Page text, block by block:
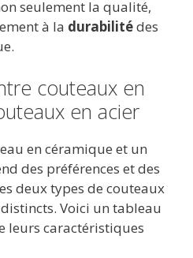
seulement la qualité,
à la durabilitédes
couteaux en
en acier
en céramique et un
des préférences et des
deux types de couteaux
Voici un tableau
caractéristiques